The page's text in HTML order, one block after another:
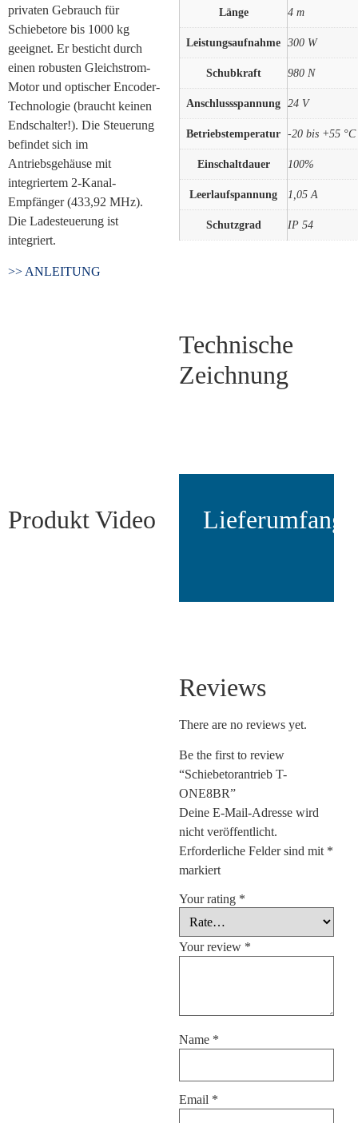
privaten Gebrauch für
Schiebetore bis 1000 kg
geeignet. Er besticht durch
einen robusten Gleichstrom-
Motor und optischer Encoder-
Technologie (braucht keinen
Endschalter!). Die Steuerung
befindet sich im
Antriebsgehäuse mit
integriertem 2-Kanal-
Empfänger (433,92 MHz).
Die Ladesteuerung ist
integriert.
>> ANLEITUNG
Länge 4 m
Leistungsaufnahme 300 W
Schubkraft 980 N
Anschlussspannung 24 V
Betriebstemperatur -20 bis +55 °C
Einschaltdauer 100%
Leerlaufspannung 1,05 A
Schutzgrad IP 54
Technische
Zeichnung
Produkt Video Lieferumfang
Reviews
There are no reviews yet.
Be the first to review
“Schiebetorantrieb T-
ONE8BR”
Deine E-Mail-Adresse wird
nicht veröffentlicht.
Erforderliche Felder sind mit *
markiert
Your rating *
Your review *
Name *
Email *